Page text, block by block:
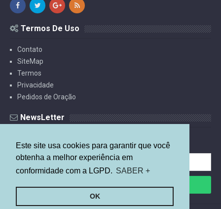
Este site usa cookies para garantir que você
obtenha a melhor experiência em
conformidade com a LGPD. SABER +
OK
Termos De Uso
Contato
SiteMap
Termos
Privacidade
Pedidos de Oração
NewsLetter
Receba Estudos Por E-mail.